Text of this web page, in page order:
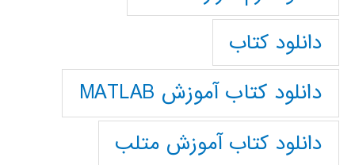
دانلود کتاب
دانلود کتاب آموزش MATLAB
دانلود کتاب آموزش متلب